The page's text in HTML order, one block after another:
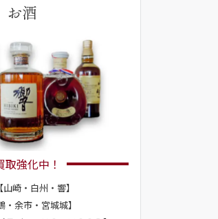
お酒
取強化中！
崎・白州・響】
・余市・宮城城】